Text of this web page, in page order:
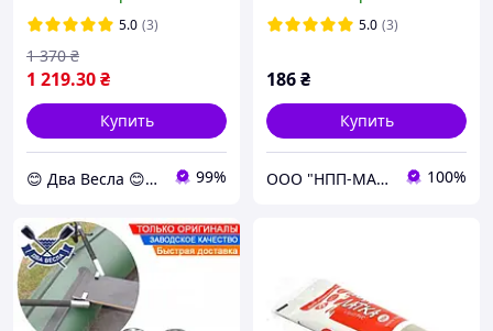
с сумкой 10х75х20 см
5.0 (3)
1 219.30₴
1 370 ₴
Купить
😊 Два Весла 😊 dvavesla.com.ua 99%
5.0 (3)
186₴
Купить
ООО "НПП-МАШПРОМ" 100%